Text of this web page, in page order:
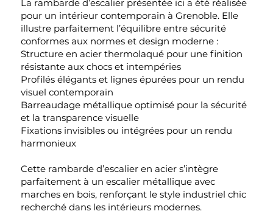
La rambarde d’escalier présentée ici a été réalisée
pour un intérieur contemporain à Grenoble. Elle
illustre parfaitement l’équilibre entre sécurité
conformes aux normes et design moderne :
Structure en acier thermolaqué pour une finition
résistante aux chocs et intempéries
Profilés élégants et lignes épurées pour un rendu
visuel contemporain
Barreaudage métallique optimisé pour la sécurité
et la transparence visuelle
Fixations invisibles ou intégrées pour un rendu
harmonieux
Cette rambarde d’escalier en acier s’intègre
parfaitement à un escalier métallique avec
marches en bois, renforçant le style industriel chic
recherché dans les intérieurs modernes.